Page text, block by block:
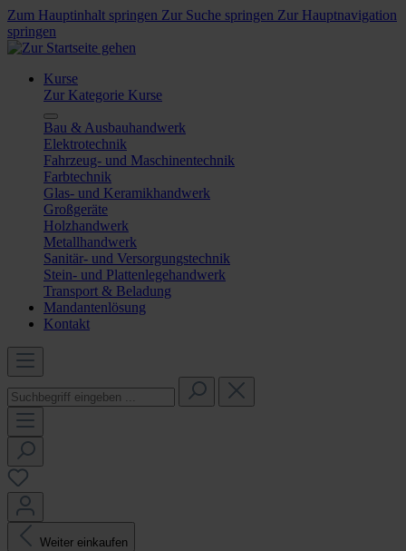
Zum Hauptinhalt springen Zur Suche springen Zur Hauptnavigation
springen
Kurse
Zur Kategorie Kurse
Bau & Ausbauhandwerk
Elektrotechnik
Fahrzeug- und Maschinentechnik
Farbtechnik
Glas- und Keramikhandwerk
Großgeräte
Holzhandwerk
Metallhandwerk
Sanitär- und Versorgungstechnik
Stein- und Plattenlegehandwerk
Transport & Beladung
Mandantenlösung
Kontakt
Weiter einkaufen